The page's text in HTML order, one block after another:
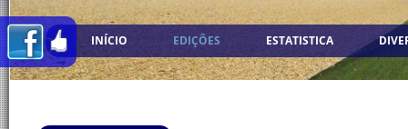
INÍCIO EDIÇÕES ESTATISTICA